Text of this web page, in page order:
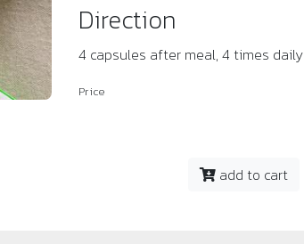
Direction
4 capsules after meal, 4 times daily
Price
add to cart